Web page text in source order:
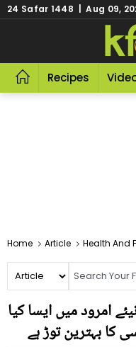
24 Safar 1448 | Aug 09,
Recipes
Home Article Health And
امرود میں ایسا کیا
کا بہترین توڑ ہے